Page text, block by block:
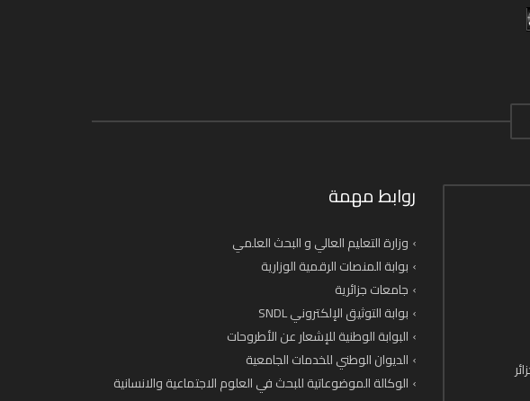
روابط مهمة
وزارة التعليم العالي و البحث العلمي
بوابة المنصات الرقمية الوزارية
جامعات جزائرية
بوابة التوثيق الإلكتروني SNDL
البوابة الوطنية للإشعار عن الأطروحات
الديوان الوطني للخدمات الجامعية
الوكالة الموضوعاتية للبحث في العلوم الاجتماعية والانسانية